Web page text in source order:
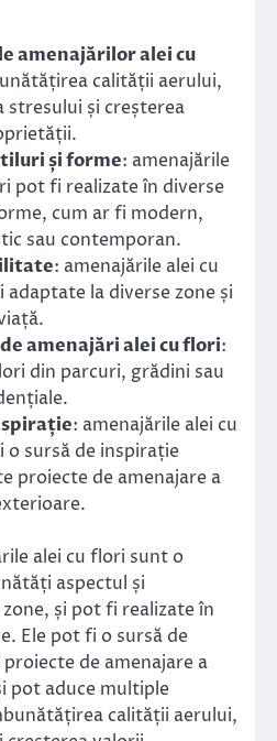
amenajărilor alei cu
calității aerului,
stresului și creșterea
și forme: amenajările
pot fi realizate în diverse
cum ar fi modern,
sau contemporan.
: amenajările alei cu
la diverse zone și
amenajări alei cu flori:
din parcuri, grădini sau
: amenajările alei cu
sursă de inspirație
proiecte de amenajare a
alei cu flori sunt o
aspectul și
și pot fi realizate în
Ele pot fi o sursă de
de amenajare a
pot aduce multiple
calității aerului,